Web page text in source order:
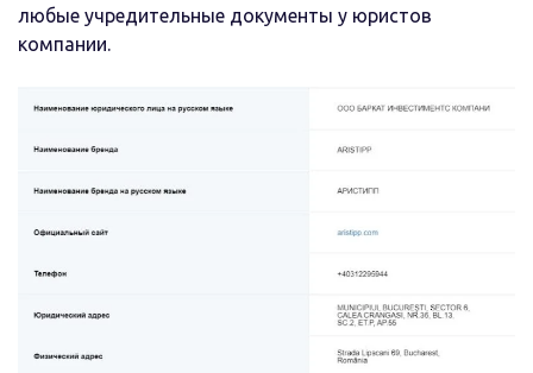
любые учредительные документы у юристов
компании.